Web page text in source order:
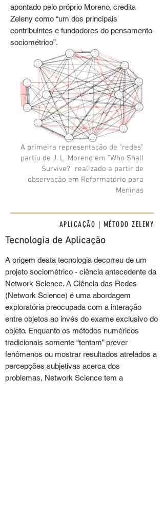
apontado pelo próprio Moreno, credita
Zeleny como “um dos principais
contribuintes e fundadores do pensamento
sociométrico”.
A primeira representação de "redes"
partiu de J. L. Moreno em "Who Shall
Survive?" realizado a partir de
observação em Reformatório para
Meninas
APLICAÇÃO | MÉTODO ZELENY
Tecnologia de Aplicação
A origem desta tecnologia decorreu de um
projeto sociométrico - ciência antecedente da
Network Science. A Ciência das Redes
(Network Science) é uma abordagem
exploratória preocupada com a interação
entre objetos ao invés do exame exclusivo do
objeto. Enquanto os métodos numéricos
tradicionais somente “tentam” prever
fenômenos ou mostrar resultados atrelados a
percepções subjetivas acerca dos
problemas, Network Science tem a